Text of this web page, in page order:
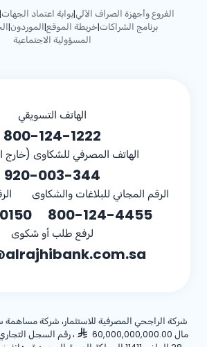
الفروع وأجهزة الصراف الآلي|بوابة اعتماد الجهات|
برنامج الشراكات|خريطة الموقع|الموردون|
المسؤولية الاجتماعية
الهاتف التسويقي
800-124-1222
الهاتف المصرفي للشكاوى (خارج
920-003-344
الرقم المجاني للبلاغات والشكاوى
800-124-4455
لرفع طلب أو شكوى
شركة الراجحي المصرفية للاستثمار، شركة
مال 60,000,000,000.00